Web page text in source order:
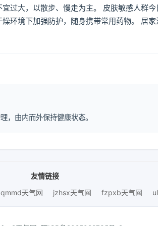
过大，以散步、慢走为主。 皮肤敏感人群今
环境下加强防护，随身携带常用药物。 居家
由内而外保持健康状态。
友情链接
天气网 jzhsx天气网 fzpxb天气网